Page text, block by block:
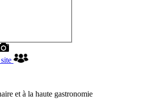
et à la haute gastronomie